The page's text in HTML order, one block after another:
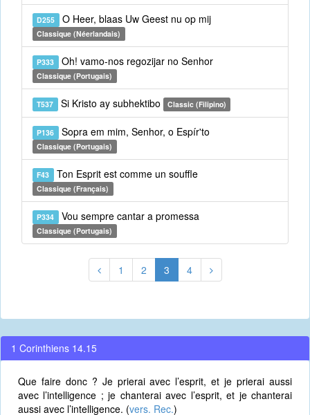
D255 O Heer, blaas Uw Geest nu op mij
Classique (Néerlandais)
P333 Oh! vamo-nos regozijar no Senhor
Classique (Portugais)
T537 Si Kristo ay subhektibo Classic (Filipino)
P136 Sopra em mim, Senhor, o Espír'to
Classique (Portugais)
F43 Ton Esprit est comme un souffle
Classique (Français)
P334 Vou sempre cantar a promessa
Classique (Portugais)
1 2 3 4
1 Corinthiens 14.15
Que faire donc ? Je prierai avec l’esprit, et je prierai aussi
avec l’intelligence ; je chanterai avec l’esprit, et je chanterai
aussi avec l’intelligence. (vers. Rec.)